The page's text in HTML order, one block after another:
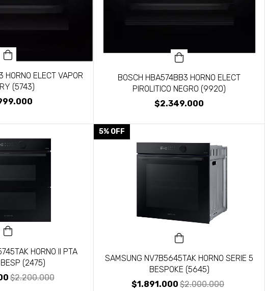
HORNO ELECT VAPOR
(5743)
BOSCH HBA574BB3 HORNO ELECT
PIROLITICO NEGRO (9920)
$2.349.000
HORNO II PTA
(2475)
$2.200.000
5% OFF
SAMSUNG NV7B5645TAK HORNO SERIE 5
BESPOKE (5645)
$1.891.000 $2.000.000